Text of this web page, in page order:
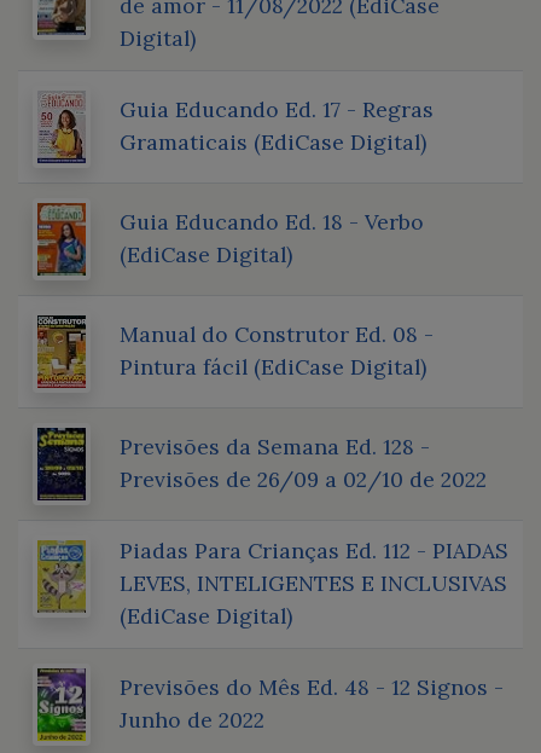
Digital)
Guia Educando Ed. 17 - Regras
Gramaticais (EdiCase Digital)
Guia Educando Ed. 18 - Verbo
(EdiCase Digital)
Manual do Construtor Ed. 08 -
Pintura fácil (EdiCase Digital)
Previsões da Semana Ed. 128 -
Previsões de 26/09 a 02/10 de 2022
Piadas Para Crianças Ed. 112 - PIADAS
LEVES, INTELIGENTES E INCLUSIVAS
(EdiCase Digital)
Previsões do Mês Ed. 48 - 12 Signos -
Junho de 2022